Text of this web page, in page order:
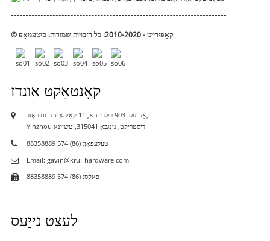
© קאַפּירייט - 2010-2020: כל הזכויות שמורות. סיטעמאַפּ
קאָנטאַקט אונדז
אַדרעס: 903 בילדינג א, 11 קאַיהאָנג דרום ראָוד,
Yinzhou דיסטריקט, נינגבאָ 315041, טשיינאַ
טעלעפאָן: (86) 574 88358889
Email: gavin@krui-hardware.com
פאַקס: (86) 574 88358889
לעצט נייַעס